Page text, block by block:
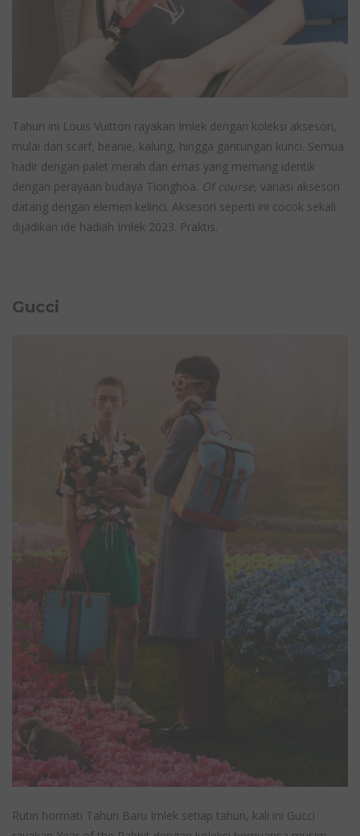
Tahun ini Louis Vuitton rayakan Imlek dengan koleksi aksesori,
mulai dari scarf, beanie, kalung, hingga gantungan kunci. Semua
hadir dengan palet merah dan emas yang memang identik
dengan perayaan budaya Tionghoa. Of course, variasi aksesori
datang dengan elemen kelinci. Aksesori seperti ini cocok sekali
dijadikan ide hadiah Imlek 2023. Praktis.
Gucci
Rutin hormati Tahun Baru Imlek setiap tahun, kali ini Gucci